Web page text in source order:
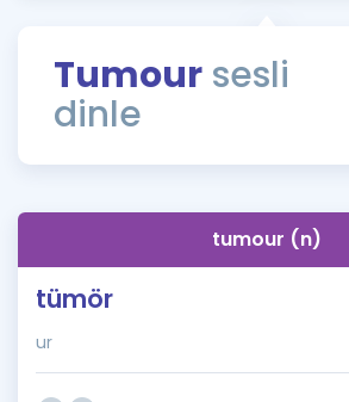
Rehberlik Aracı
ÖSYM Sınav Takvimi
İngilizce Gramer
Tumour sesli
dinle
tumour (n)
tümör
ur